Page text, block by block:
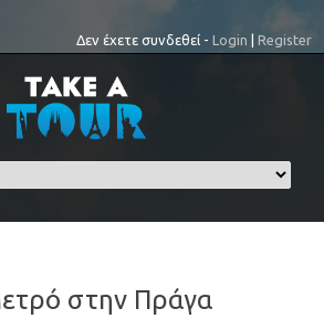
Δεν έχετε συνδεθεί - Login Register
στην Πράγα